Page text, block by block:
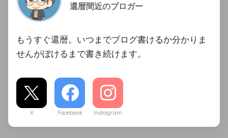
還暦間近のブロガー
もうすぐ還暦。いつまでブログ書けるか分かりま
せんがぼけるまで書き続けます。
X Facebook Instagram